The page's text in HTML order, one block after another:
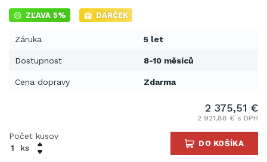
ZĽAVA 5% DARČEK
Záruka 5 let
Dostupnost 8-10 měsíců
Cena dopravy Zdarma
2 375,51 €
2 921,88 € s DPH
Počet kusov
ks
DO KOŠÍKA